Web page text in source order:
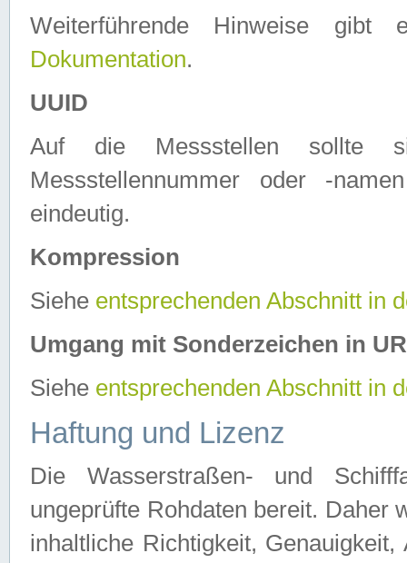
Weiterführende Hinweise
Dokumentation.
UUID
Auf die Messstellen sollte
Messstellennummer oder -
eindeutig.
Kompression
Siehe entsprechenden Abschnitt in
Umgang mit Sonderzeichen in
Siehe entsprechenden Abschnitt in
Haftung und Lizenz
Die Wasserstraßen- und
ungeprüfte Rohdaten bereit. Daher
inhaltliche Richtigkeit,